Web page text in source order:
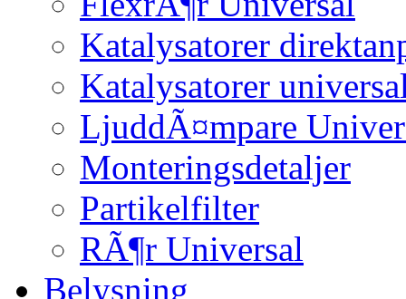
Katalysatorer
Katalysatorer
LjuddÃ¤mpare
Monteringsdetaljer
Partikelfilter
RÃ¶r Universal
Belysning